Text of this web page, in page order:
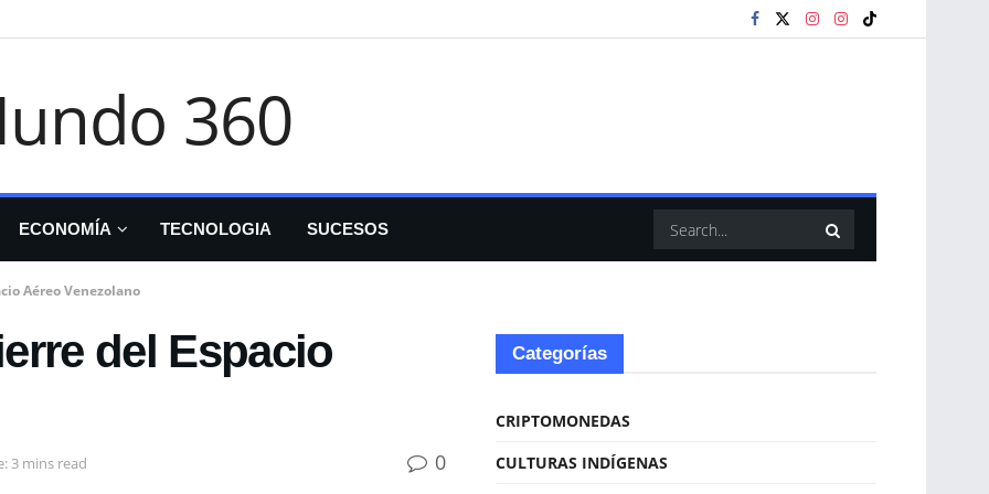
ECONOMÍA TECNOLOGIA SUCESOS
Aéreo Venezolano
del Espacio
3 mins read 0
Categorías
CRIPTOMONEDAS
CULTURAS INDÍGENAS